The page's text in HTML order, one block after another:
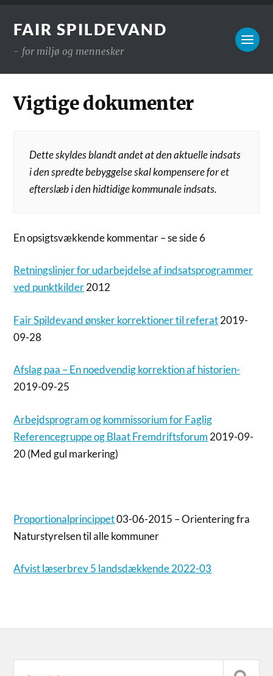
FAIR SPILDEVAND
- for miljø og mennesker
Vigtige dokumenter
Dette skyldes blandt andet at den aktuelle indsats
i den spredte bebyggelse skal kompensere for et
efterslæb i den hidtidige kommunale indsats.
En opsigtsvækkende kommentar – se side 6
Retningslinjer for udarbejdelse af indsatsprogrammer
ved punktkilder2012
Fair Spildevand ønsker korrektioner til referat2019-
09-28
Afslag paa – En noedvendig korrektion af historien-
2019-09-25
Arbejdsprogram og kommissorium for Faglig
Referencegruppe og Blaat Fremdriftsforum 2019-09-
20 (Med gul markering)
Proportionalprincippet03-06-2015 – Orientering fra
Naturstyrelsen til alle kommuner
Afvist læserbrev 5 landsdækkende 2022-03